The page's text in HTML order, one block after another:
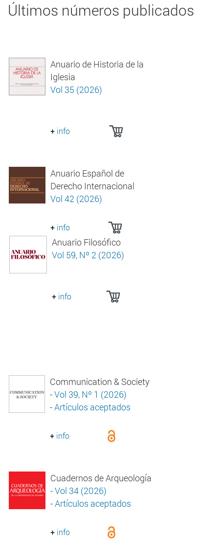
Últimos números publicados
Anuario de Historia de la
Iglesia
Vol 35 (2026)
+ info
Anuario Español de
Derecho Internacional
Vol 42 (2026)
+ info
Anuario Filosófico
Vol 59, Nº 2 (2026)
+ info
Communication & Society
-Vol 39, Nº 1 (2026)
-Artículos aceptados
+ info
Cuadernos de Arqueología
-Vol 34 (2026)
-Artículos aceptados
+ info